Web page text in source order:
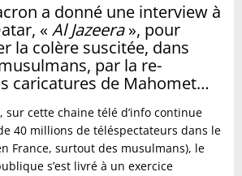
a donné une interview à
« Al Jazeera», pour
la colère suscitée, dans
par la re-
caricatures de Mahomet…
sur cette chaine télé d’info continue
40 millions de téléspectateurs dans le
France, surtout des musulmans), le
s’est livré à un exercice